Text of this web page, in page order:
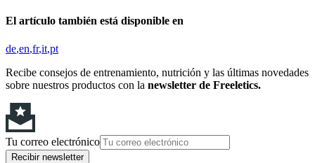
El artículo también está disponible en
de en fr it pt
Recibe consejos de entrenamiento, nutrición y las últimas novedades
sobre nuestros productos con la newsletter de Freeletics.
Tu correo electrónico
Recibir newsletter